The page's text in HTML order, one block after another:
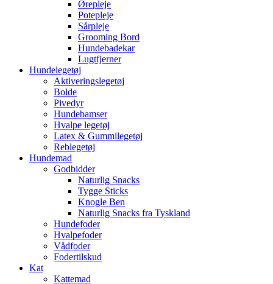
Ørepleje
Potepleje
Sårpleje
Grooming Bord
Hundebadekar
Lugtfjerner
Hundelegetøj
Aktiveringslegetøj
Bolde
Pivedyr
Hundebamser
Hvalpe legetøj
Latex & Gummilegetøj
Reblegetøj
Hundemad
Godbidder
Naturlig Snacks
Tygge Sticks
Knogle Ben
Naturlig Snacks fra Tyskland
Hundefoder
Hvalpefoder
Vådfoder
Fodertilskud
Kat
Kattemad